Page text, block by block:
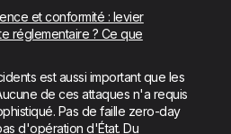
et conformité : levier
réglementaire ? Ce que
est aussi important que les
de ces attaques n'a requis
Pas de faille zero-day
d'opération d'État. Du